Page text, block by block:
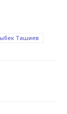
Ташиев